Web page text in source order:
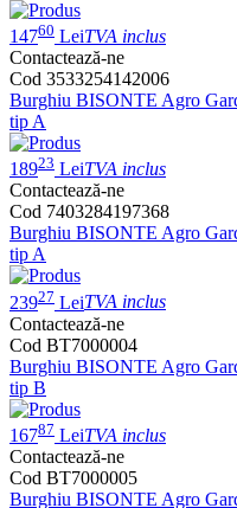
14760 LeiTVA inclus
Contactează-ne
Cod 3533254142006
Burghiu BISONTE Agro
tip A
18923 LeiTVA inclus
Contactează-ne
Cod 7403284197368
Burghiu BISONTE Agro
tip A
23927 LeiTVA inclus
Contactează-ne
Cod BT7000004
Burghiu BISONTE Agro
tip B
16787 LeiTVA inclus
Contactează-ne
Cod BT7000005
Burghiu BISONTE Agro